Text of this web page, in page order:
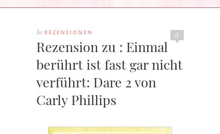
0
In REZENSIONEN
Rezension zu : Einmal
berührt ist fast gar nicht
verführt: Dare 2 von
Carly Phillips